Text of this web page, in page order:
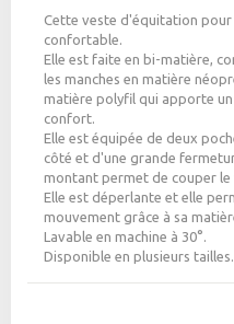
Cette veste d'équitation pour
confortable.
Elle est faite en bi-matière,
les manches en matière
matière polyfil qui apporte
confort.
Elle est équipée de deux
côté et d'une grande
montant permet de couper le
Elle est déperlante et elle
mouvement grâce à sa
Lavable en machine à 30°.
Disponible en plusieurs tailles.